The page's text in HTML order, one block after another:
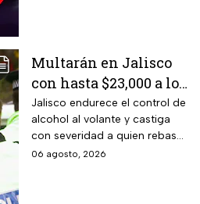
Multarán en Jalisco
con hasta $23,000 a los
conductores que
superen este límite en
la prueba de
alcoholemia
Jalisco endurece el control de
alcohol al volante y castiga
con severidad a quien rebase
el nuevo límite de sangre o
06 agosto, 2026